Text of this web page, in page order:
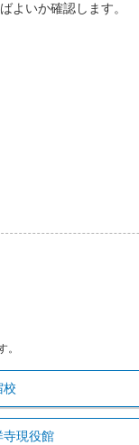
よいか確認します。
。
校
寺現役館